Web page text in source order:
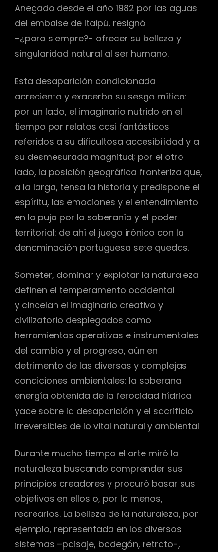
Anegado desde el año 1982 por las aguas
del embalse de Itaipú, resignó
–¿para siempre?- ofrecer su belleza y
singularidad natural al ser humano.
Esta desaparición condicionada
acrecienta y exacerba su sesgo mítico:
por un lado, el imaginario nutrido en el
tiempo por relatos casi fantásticos
referidos a su dificultosa accesibilidad y a
su desmesurada magnitud; por el otro
lado, la posición geográfica fronteriza que,
a la larga, tensa la historia y predispone el
espíritu, las emociones y el entendimiento
en la puja por la soberanía y el poder
territorial: de ahí el juego irónico con la
denominación portuguesa sete quedas.
Someter, dominar y explotar la naturaleza
definen el temperamento occidental
y cincelan el imaginario creativo y
civilizatorio desplegados como
herramientas operativas e instrumentales
del cambio y el progreso, aún en
detrimento de las diversas y complejas
condiciones ambientales: la soberana
energía obtenida de la ferocidad hídrica
yace sobre la desaparición y el sacrificio
irreversibles de lo vital natural y ambiental.
Durante mucho tiempo el arte miró la
naturaleza buscando comprender sus
principios creadores y procuró basar sus
objetivos en ellos o, por lo menos,
recrearlos. La belleza de la naturaleza, por
ejemplo, representada en los diversos
sistemas –paisaje, bodegón, retrato-,